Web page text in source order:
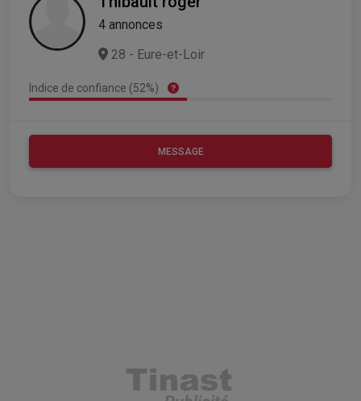
4 annonces
28 - Eure-et-Loir
Indice de confiance (52%)
MESSAGE